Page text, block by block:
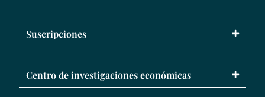
Suscripciones
Centro de investigaciones económicas